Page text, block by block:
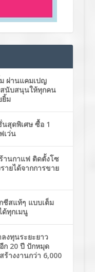
ผ่านแคมเปญ
สนับสนุนให้ทุกคน
ยิ้ม
สุดพิเศษ ซื้อ 1
เว่น
านกาแฟ ติดตั้งโซ
ายได้จากการขาย
ชีสแท้ๆ แบบเต็ม
ด้ทุกเมนู
งทุนระยะยาว
ก 20 ปี ปักหมุด
างงานกว่า 6,000